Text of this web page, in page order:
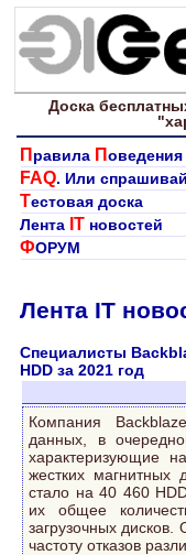
Доска
П равила Поведения
FAQ. Или
Тестовая доска
Лента IT новостей
ФОРУМ
Лента IT
Специалисты
HDD за 2021 год
Компания
данных, в
характеризующие
жестких магнитных
стало на 40 460
их общее
загрузочных дисков.
частоту отказов